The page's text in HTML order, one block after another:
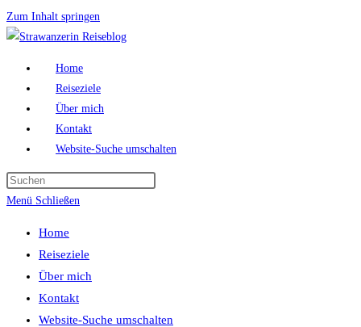
Zum Inhalt springen
Home
Reiseziele
Über mich
Kontakt
Website-Suche umschalten
Menü Schließen
Home
Reiseziele
Über mich
Kontakt
Website-Suche umschalten